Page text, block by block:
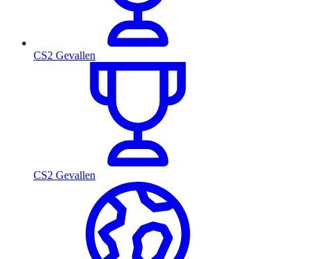
CS2 Gevallen
CS2 Gevallen